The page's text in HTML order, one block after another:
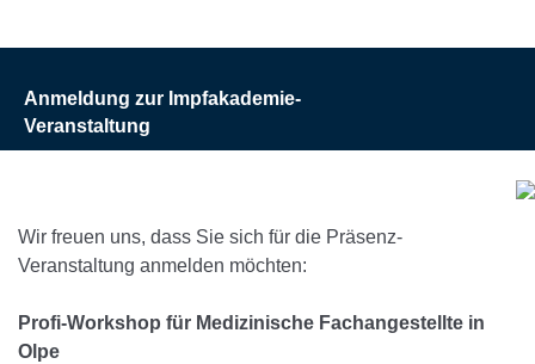
Anmeldung zur Impfakademie-
Veranstaltung
Wir freuen uns, dass Sie sich für die Präsenz-
Veranstaltung anmelden möchten:
Profi-Workshop für Medizinische Fachangestellte in
Olpe